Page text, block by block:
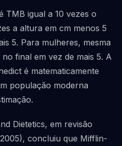
TMB igual a 10 vezes o
a altura em cm menos 5
5. Para mulheres, mesma
final em vez de mais 5. A
é matematicamente
população moderna
Dietetics, em revisão
concluiu que Mifflin-